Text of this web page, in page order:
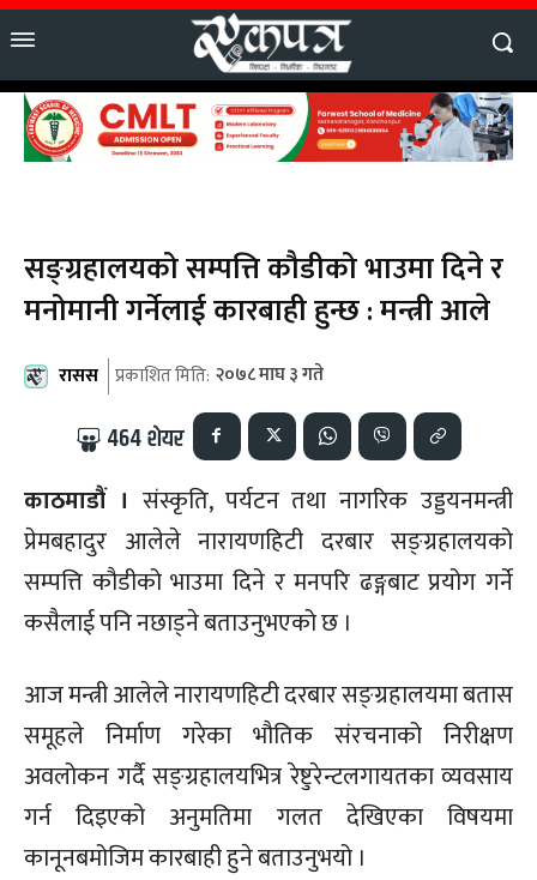
सङ्ग्रहालयको सम्पत्ति कौडीको भाउमा दिने र
मनोमानी गर्नेलाई कारबाही हुन्छ : मन्त्री आले
रासस प्रकाशित मिति: २०७८ माघ ३ गते
464शेयर
काठमाडौं । संस्कृति, पर्यटन तथा नागरिक उड्डयनमन्त्री
प्रेमबहादुर आलेले नारायणहिटी दरबार सङ्ग्रहालयको
सम्पत्ति कौडीको भाउमा दिने र मनपरि ढङ्गबाट प्रयोग गर्ने
कसैलाई पनि नछाड्ने बताउनुभएको छ ।
आज मन्त्री आलेले नारायणहिटी दरबार सङ्ग्रहालयमा बतास
समूहले निर्माण गरेका भौतिक संरचनाको निरीक्षण
अवलोकन गर्दै सङ्ग्रहालयभित्र रेष्टुरेन्टलगायतका व्यवसाय
गर्न दिइएको अनुमतिमा गलत देखिएका विषयमा
कानूनबमोजिम कारबाही हुने बताउनुभयो ।